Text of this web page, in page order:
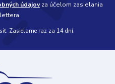
údajovza účelom zasielania
Zasielame raz za 14 dní.